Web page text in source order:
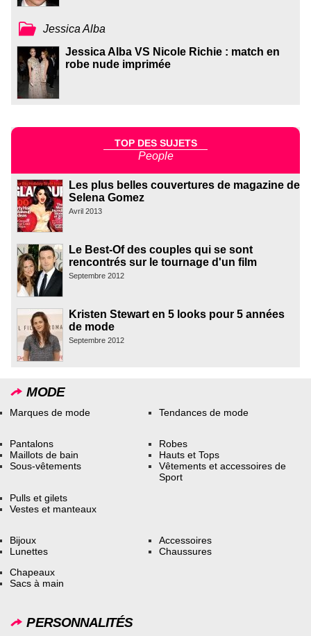
Jessica Alba
Jessica Alba VS Nicole Richie : match en
robe nude imprimée
TOP DES SUJETS
People
Les plus belles couvertures de magazine de
Selena Gomez
Avril 2013
Le Best-Of des couples qui se sont
rencontrés sur le tournage d'un film
Septembre 2012
Kristen Stewart en 5 looks pour 5 années
de mode
Septembre 2012
MODE
Marques de mode Tendances de mode
Pantalons
Maillots de bain
Sous-vêtements
Robes
Hauts et Tops
Vêtements et accessoires de
Sport
Pulls et gilets
Vestes et manteaux
Bijoux
Lunettes
Accessoires
Chaussures
Chapeaux
Sacs à main
PERSONNALITÉS